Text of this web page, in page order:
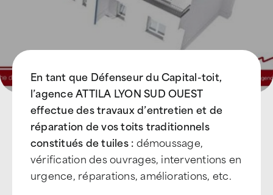
En tant que Défenseur du Capital-toit,
l’agence ATTILA LYON SUD OUEST
effectue des travaux d’entretien et de
réparation de vos toits traditionnels
constitués de tuiles :démoussage,
vérification des ouvrages, interventions en
urgence, réparations, améliorations, etc.